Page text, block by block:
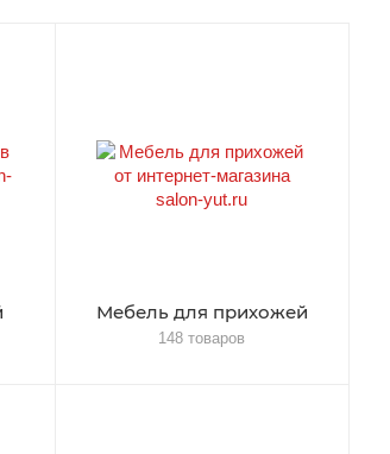
Мебель для прихожей
148 товаров